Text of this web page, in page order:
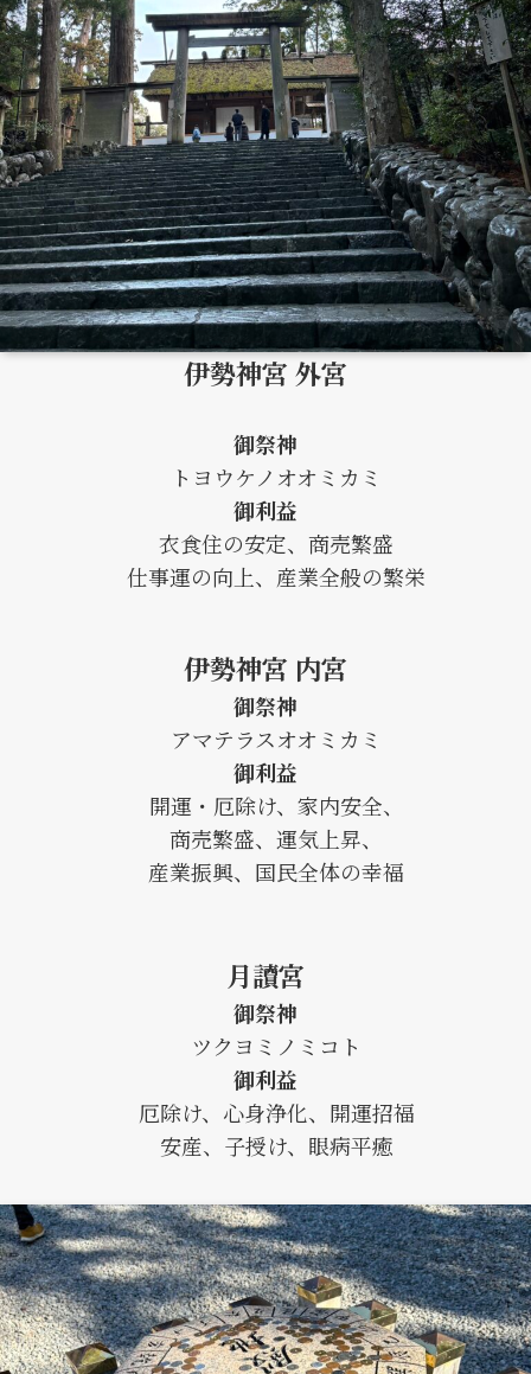
伊勢神宮 外宮
御祭神
トヨウケノオオミカミ
御利益
衣食住の安定、商売繁盛
仕事運の向上、産業全般の繁栄
伊勢神宮 内宮
御祭神
アマテラスオオミカミ
御利益
開運・厄除け、家内安全、
商売繁盛、運気上昇、
産業振興、国民全体の幸福
月讀宮
御祭神
ツクヨミノミコト
御利益
厄除け、心身浄化、開運招福
安産、子授け、眼病平癒